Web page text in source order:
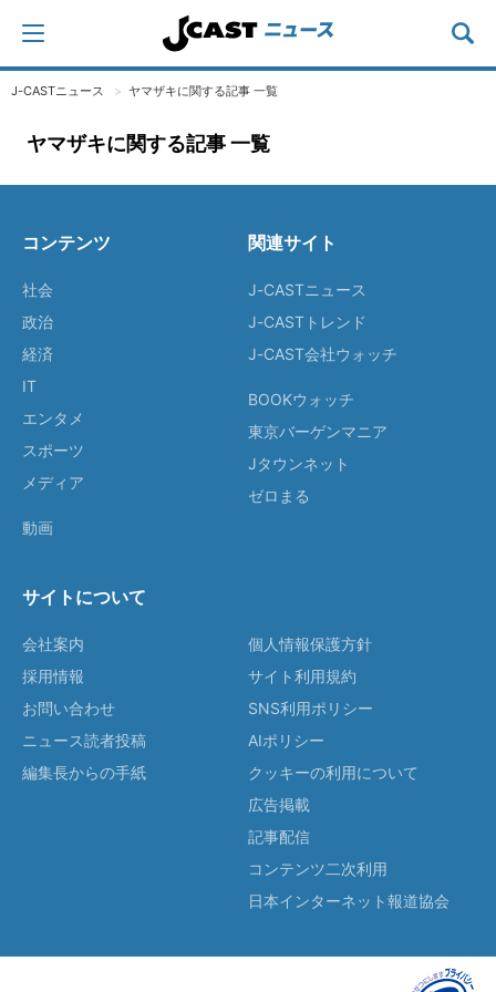
J-CASTニュース ヤマザキに関する記事 一覧
ヤマザキに関する記事 一覧
コンテンツ
社会
政治
経済
IT
エンタメ
スポーツ
メディア
動画
関連サイト
J-CASTニュース
J-CASTトレンド
J-CAST会社ウォッチ
BOOKウォッチ
東京バーゲンマニア
Jタウンネット
ゼロまる
サイトについて
会社案内
採用情報
お問い合わせ
ニュース読者投稿
編集長からの手紙
個人情報保護方針
サイト利用規約
SNS利用ポリシー
AIポリシー
クッキーの利用について
広告掲載
記事配信
コンテンツ二次利用
日本インターネット報道協会